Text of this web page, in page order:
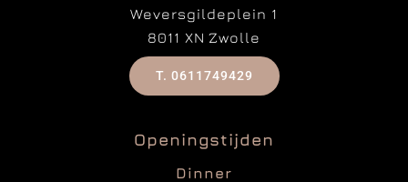
Weversgildeplein 1
8011 XN Zwolle
T. 0611749429
Openingstijden
Dinner